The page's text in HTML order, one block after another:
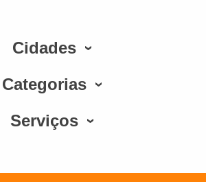
Cidades
Categorias
Serviços